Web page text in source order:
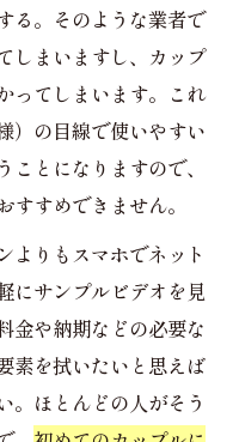
る。そのような業者で
しまいますし、カップ
ってしまいます。これ
）の目線で使いやすい
とになりますので、
すめできません。
よりもスマホでネット
にサンプルビデオを見
金や納期などの必要な
素を拭いたいと思えば
。ほとんどの人がそう